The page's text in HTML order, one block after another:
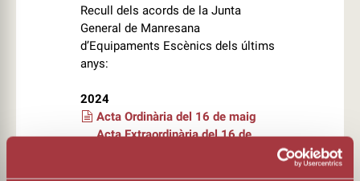
Recull dels acords de la Junta
General de Manresana
d’Equipaments Escènics dels últims
anys:
2024
Acta Ordinària del 16 de maig
Acta Extraordinària del 16 de